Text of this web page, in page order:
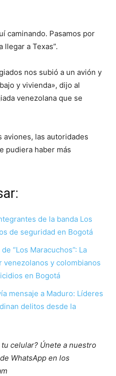
caminando. Pasamos por
a Texas”.
nos subió a un avión y
y vivienda», dijo al
venezolana que se
aviones, las autoridades
pudiera haber más
de la banda Los
de seguridad en Bogotá
“Los Maracuchos”: La
venezolanos y colombianos
en Bogotá
mensaje a Maduro: Líderes
delitos desde la
celular? Únete a nuestro
WhatsApp en los